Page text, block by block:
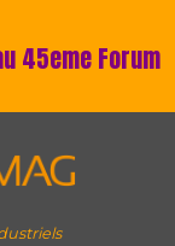
45eme Forum